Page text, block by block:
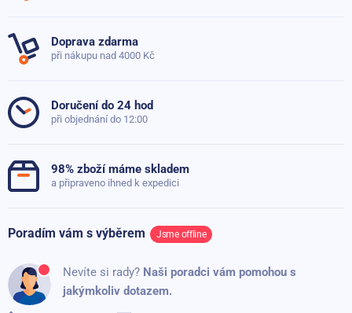
Položit dotaz
Doprava zdarma
při nákupu nad 4000 Kč
Doručení do 24 hod
při objednání do 12:00
98% zboží máme skladem
a připraveno ihned k expedici
Poradím vám s výběrem Jsme offline
Nevíte si rady? Naši poradci vám pomohou s
jakýmkoliv dotazem.